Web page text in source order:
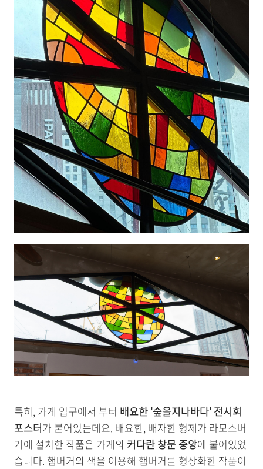
특히, 가게 입구에서 부터 배요한 '숲을지나바다' 전시회
포스터가 붙어있는데요. 배요한, 배자한 형제가 라모스버
거에 설치한 작품은 가게의 커다란 창문 중앙에 붙어있었
습니다. 햄버거의 색을 이용해 햄버거를 형상화한 작품이